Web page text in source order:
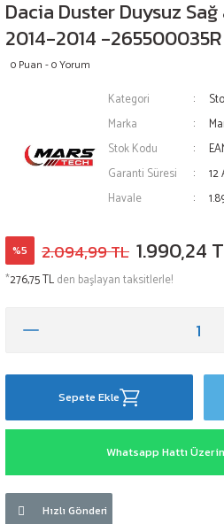
Dacia Duster Duysuz
2014-2014 -265500035R
0 Puan - 0 Yorum
Kategori
Marka
Stok Kodu
Garanti Süresi
12
Havale
%5 2.094,99 TL 1.990,24
*276,75 TLden başlayan taksitlerle!
Sepete Ekle
Whatsapp Hattı
Hızlı Gönderi